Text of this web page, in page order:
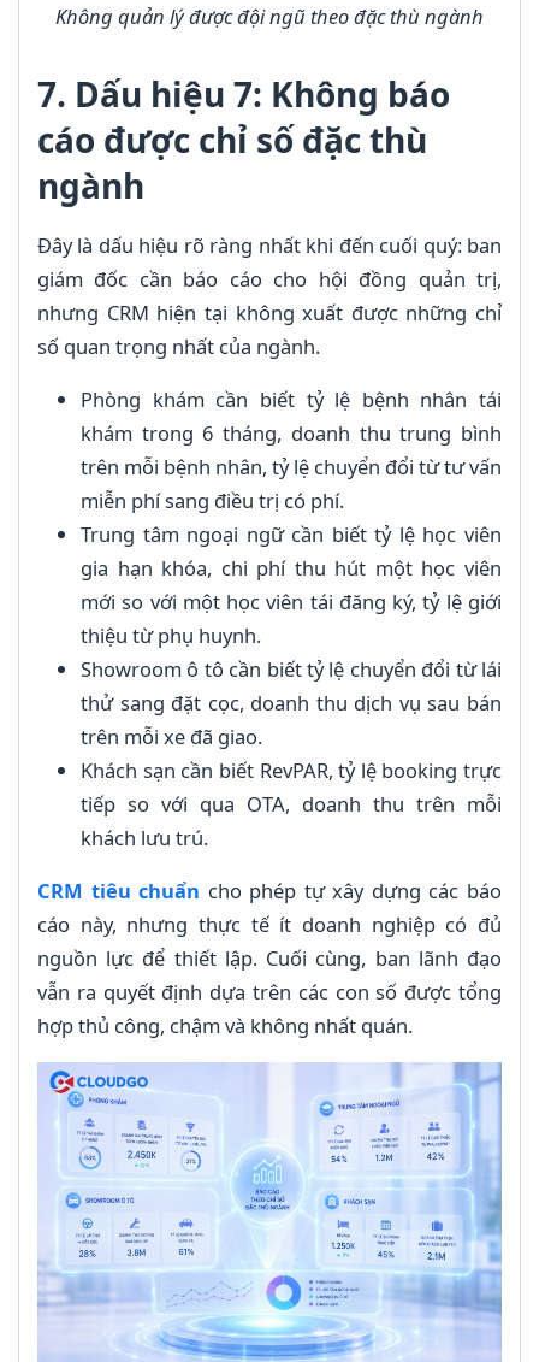
Không quản lý được đội ngũ theo đặc thù ngành
7. Dấu hiệu 7: Không báo
cáo được chỉ số đặc thù
ngành
Đây là dấu hiệu rõ ràng nhất khi đến cuối quý: ban
giám đốc cần báo cáo cho hội đồng quản trị,
nhưng CRM hiện tại không xuất được những chỉ
số quan trọng nhất của ngành.
Phòng khám cần biết tỷ lệ bệnh nhân tái
khám trong 6 tháng, doanh thu trung bình
trên mỗi bệnh nhân, tỷ lệ chuyển đổi từ tư vấn
miễn phí sang điều trị có phí.
Trung tâm ngoại ngữ cần biết tỷ lệ học viên
gia hạn khóa, chi phí thu hút một học viên
mới so với một học viên tái đăng ký, tỷ lệ giới
thiệu từ phụ huynh.
Showroom ô tô cần biết tỷ lệ chuyển đổi từ lái
thử sang đặt cọc, doanh thu dịch vụ sau bán
trên mỗi xe đã giao.
Khách sạn cần biết RevPAR, tỷ lệ booking trực
tiếp so với qua OTA, doanh thu trên mỗi
khách lưu trú.
CRM tiêu chuẩn cho phép tự xây dựng các báo
cáo này, nhưng thực tế ít doanh nghiệp có đủ
nguồn lực để thiết lập. Cuối cùng, ban lãnh đạo
vẫn ra quyết định dựa trên các con số được tổng
hợp thủ công, chậm và không nhất quán.